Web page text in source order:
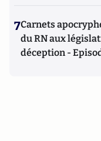
7Carnets
du RN aux
déception -